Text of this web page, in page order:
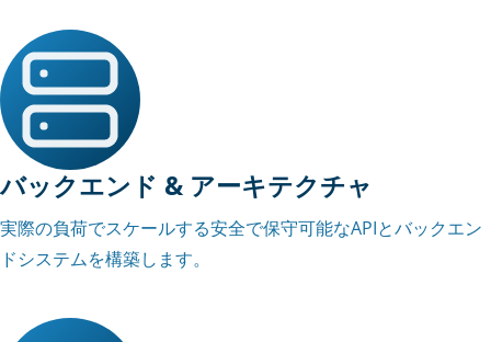
バックエンド & アーキテクチャ
実際の負荷でスケールする安全で保守可能なAPIとバックエン
ドシステムを構築します。